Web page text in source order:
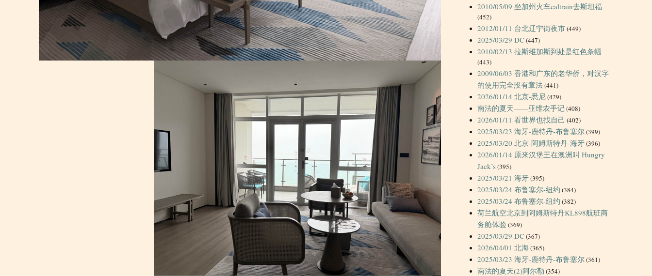
2010/05/09 坐加州火车caltrain去斯坦福
(452)
2012/01/11 台北辽宁街夜市(449)
2025/03/29 DC(447)
2010/02/13 拉斯维加斯到处是红色条幅
(443)
2009/06/03 香港和广东的老华侨，对汉字
的使用完全没有章法(441)
2026/01/14 北京-悉尼(429)
南法的夏天——亚维农手记(408)
2026/01/11 看世界也找自己 (402)
2025/03/23 海牙-鹿特丹-布鲁塞尔(399)
2025/03/20 北京-阿姆斯特丹-海牙(396)
2026/01/14 原来汉堡王在澳洲叫 Hungry
Jack’s (395)
2025/03/21 海牙(395)
2025/03/24 布鲁塞尔-纽约 (384)
2025/03/24 布鲁塞尔-纽约 (382)
荷兰航空北京到阿姆斯特丹KL898航班商
务舱体验 (369)
2025/03/29 DC(367)
2026/04/01 北海(365)
2025/03/23 海牙-鹿特丹-布鲁塞尔(361)
南法的夏天(2)阿尔勒 (354)